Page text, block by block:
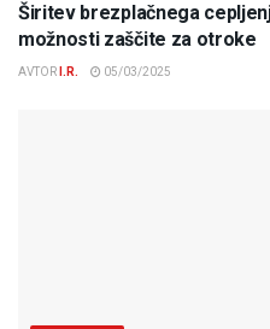
Širitev brezplačnega
možnosti zaščite za otroke
AVTOR I.R. 05/03/2025